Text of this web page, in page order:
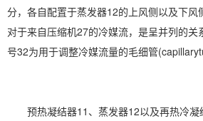
分，各自配置于蒸发器12的上风侧以及下风
对于来自压缩机27的冷媒流，是呈并列的
号32为用于调整冷媒流量的毛细管
预热凝结器11、蒸发器12以及再热冷凝